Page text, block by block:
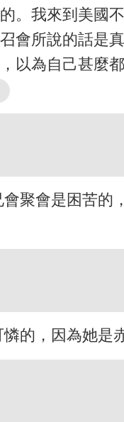
。我來到美國
會所說的話是
以為自己甚麼
聚會是困苦的
的，因為她是